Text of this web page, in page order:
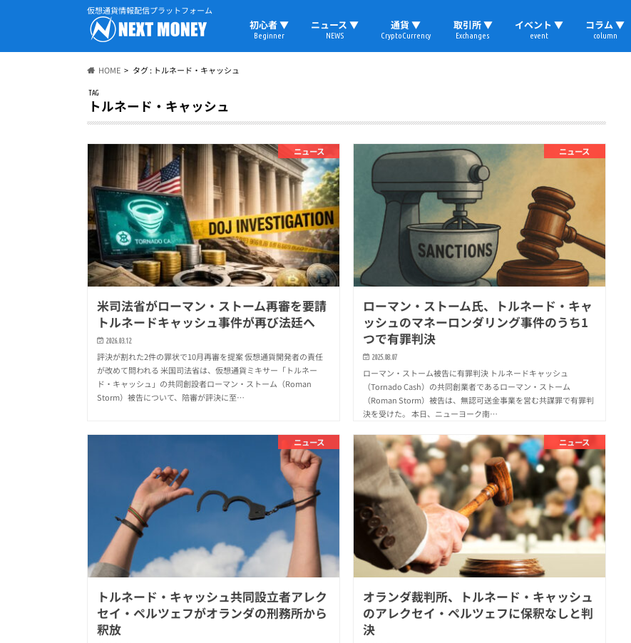
仮想通貨情報配信プラットフォーム
初心者 ▼
Beginner
ニュース ▼
NEWS
通貨 ▼
CryptoCurrency
取引所 ▼
Exchanges
イベント ▼
event
コラム ▼
column
HOME タグ : トルネード・キャッシュ
TAG
トルネード・キャッシュ
ニュース
米司法省がローマン・ストーム再審を要請
トルネードキャッシュ事件が再び法廷へ
2026.03.12
評決が割れた2件の罪状で10月再審を提案 仮想通貨開発者の責任
が改めて問われる 米国司法省は、仮想通貨ミキサー「トルネー
ド・キャッシュ」の共同創設者ローマン・ストーム（Roman
Storm）被告について、陪審が評決に至…
ニュース
ローマン・ストーム氏、トルネード・キャ
ッシュのマネーロンダリング事件のうち1
つで有罪判決
2025.08.07
ローマン・ストーム被告に有罪判決 トルネードキャッシュ
（Tornado Cash）の共同創業者であるローマン・ストーム
（Roman Storm）被告は、無認可送金事業を営む共謀罪で有罪判
決を受けた。 本日、ニューヨーク南…
ニュース
トルネード・キャッシュ共同設立者アレク
セイ・ペルツェフがオランダの刑務所から
釈放
ニュース
オランダ裁判所、トルネード・キャッシュ
のアレクセイ・ペルツェフに保釈なしと判
決